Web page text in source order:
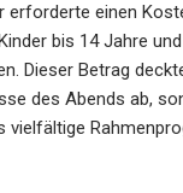
erforderte einen
bis 14 Jahre
Dieser Betrag
des Abends ab,
vielfältige